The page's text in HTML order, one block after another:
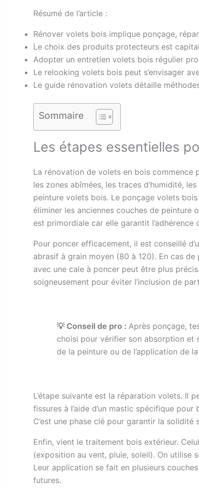
Résumé de l’article :
Rénover volets bois implique ponçage,
Le choix des produits protecteurs est
Adopter un entretien volets bois régulier
Le relooking volets bois peut s’envisager
Le guide rénovation volets détaille
Sommaire
Les étapes essentielles
La rénovation de volets en bois
les zones abîmées, les traces d’humidité,
peinture volets bois. Le ponçage volets
éliminer les anciennes couches de peinture
est primordiale car elle garantit
Pour poncer efficacement, il est conseillé
abrasif à grain moyen (80 à 120). En cas
avec une cale à poncer peut être plus
soigneusement pour éviter l’inclusion de
💡 Conseil de pro : Après ponçage,
choisi pour vérifier son absorption et
de la peinture ou de l’application de
L’étape suivante est la réparation volets. Il
fissures à l’aide d’un mastic spécifique
C’est une phase clé pour garantir la
Enfin, vient le traitement bois extérieur.
(exposition au vent, pluie, soleil). On utilise
Leur application se fait en plusieurs
futures.